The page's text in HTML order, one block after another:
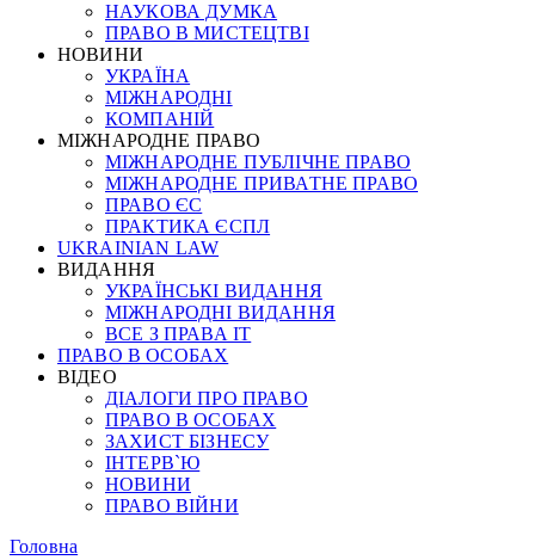
НАУКОВА ДУМКА
ПРАВО В МИСТЕЦТВІ
НОВИНИ
УКРАЇНА
МІЖНАРОДНІ
КОМПАНІЙ
МІЖНАРОДНЕ ПРАВО
МІЖНАРОДНЕ ПУБЛІЧНЕ ПРАВО
МІЖНАРОДНЕ ПРИВАТНЕ ПРАВО
ПРАВО ЄС
ПРАКТИКА ЄСПЛ
UKRAINIAN LAW
ВИДАННЯ
УКРАЇНСЬКІ ВИДАННЯ
МІЖНАРОДНІ ВИДАННЯ
ВСЕ З ПРАВА ІТ
ПРАВО В ОСОБАХ
ВІДЕО
ДІАЛОГИ ПРО ПРАВО
ПРАВО В ОСОБАХ
ЗАХИСТ БІЗНЕСУ
ІНТЕРВ`Ю
НОВИНИ
ПРАВО ВІЙНИ
Головна